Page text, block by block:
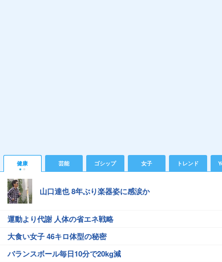
健康 芸能 ゴシップ 女子 トレンド
山口達也 8年ぶり楽器姿に感涙か
運動より代謝 人体の省エネ戦略
大食い女子 46キロ体型の秘密
バランスボール毎日10分で20kg減